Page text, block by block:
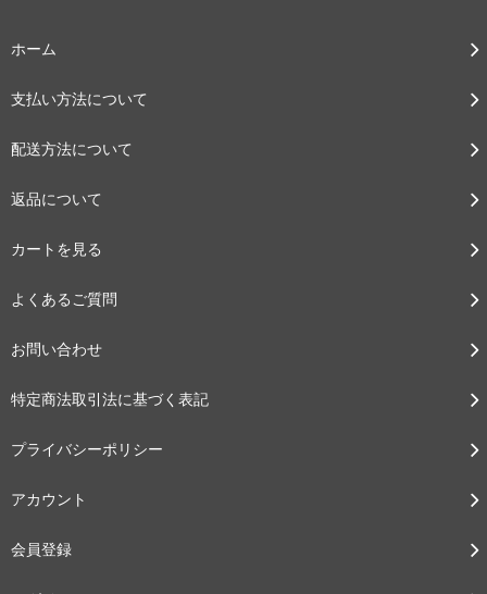
ホーム
支払い方法について
配送方法について
返品について
カートを見る
よくあるご質問
お問い合わせ
特定商法取引法に基づく表記
プライバシーポリシー
アカウント
会員登録